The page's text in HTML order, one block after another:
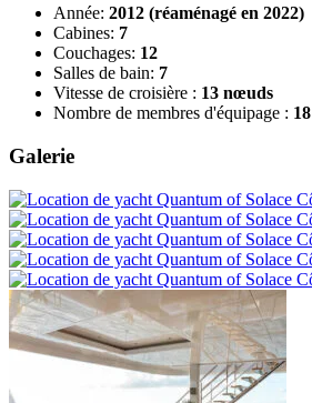
Année: 2012 (réaménagé en 2022)
Cabines: 7
Couchages: 12
Salles de bain: 7
Vitesse de croisière : 13 nœuds
Nombre de membres d'équipage : 18
Galerie